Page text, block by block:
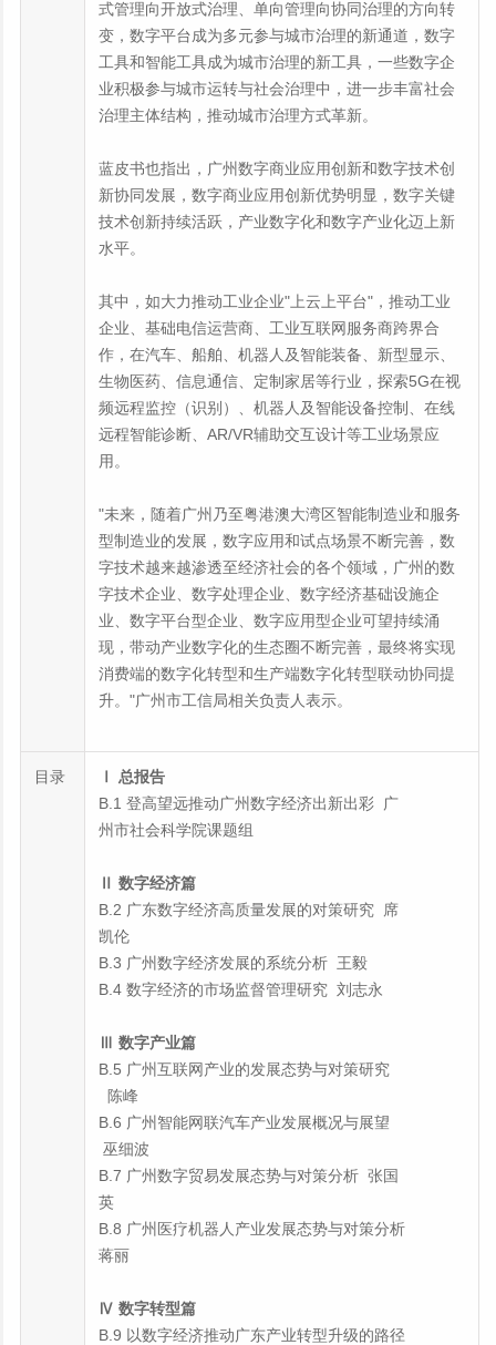
式管理向开放式治理、单向管理向协同治理的方向转
变，数字平台成为多元参与城市治理的新通道，数字
工具和智能工具成为城市治理的新工具，一些数字企
业积极参与城市运转与社会治理中，进一步丰富社会
治理主体结构，推动城市治理方式革新。
蓝皮书也指出，广州数字商业应用创新和数字技术创
新协同发展，数字商业应用创新优势明显，数字关键
技术创新持续活跃，产业数字化和数字产业化迈上新
水平。
其中，如大力推动工业企业"上云上平台"，推动工业
企业、基础电信运营商、工业互联网服务商跨界合
作，在汽车、船舶、机器人及智能装备、新型显示、
生物医药、信息通信、定制家居等行业，探索5G在视
频远程监控（识别）、机器人及智能设备控制、在线
远程智能诊断、AR/VR辅助交互设计等工业场景应
用。
"未来，随着广州乃至粤港澳大湾区智能制造业和服务
型制造业的发展，数字应用和试点场景不断完善，数
字技术越来越渗透至经济社会的各个领域，广州的数
字技术企业、数字处理企业、数字经济基础设施企
业、数字平台型企业、数字应用型企业可望持续涌
现，带动产业数字化的生态圈不断完善，最终将实现
消费端的数字化转型和生产端数字化转型联动协同提
升。"广州市工信局相关负责人表示。
目录
Ⅰ 总报告
B.1 登高望远推动广州数字经济出新出彩 广
州市社会科学院课题组
Ⅱ 数字经济篇
B.2 广东数字经济高质量发展的对策研究 席
凯伦
B.3 广州数字经济发展的系统分析 王毅
B.4 数字经济的市场监督管理研究 刘志永
Ⅲ 数字产业篇
B.5 广州互联网产业的发展态势与对策研究
陈峰
B.6 广州智能网联汽车产业发展概况与展望
巫细波
B.7 广州数字贸易发展态势与对策分析 张国
英
B.8 广州医疗机器人产业发展态势与对策分析
蒋丽
Ⅳ 数字转型篇
B.9 以数字经济推动广东产业转型升级的路径